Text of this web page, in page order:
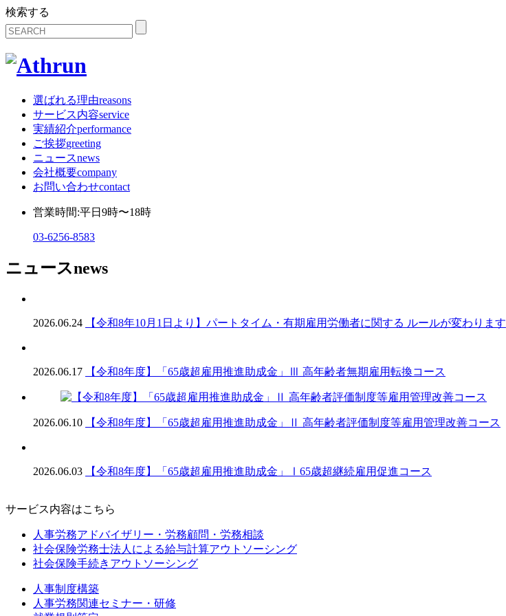
検索する
選ばれる理由reasons
サービス内容service
実績紹介performance
ご挨拶greeting
ニュースnews
会社概要company
お問い合わせcontact
営業時間:平日9時〜18時
03-6256-8583
ニュースnews
2026.06.24 【令和8年10月1日より】パートタイム・有期雇用労働者に関する ルールが変わります
2026.06.17 【令和8年度】「65歳超雇用推進助成金」Ⅲ 高年齢者無期雇用転換コース
2026.06.10 【令和8年度】「65歳超雇用推進助成金」Ⅱ 高年齢者評価制度等雇用管理改善コース
2026.06.03 【令和8年度】「65歳超雇用推進助成金」Ⅰ65歳超継続雇用促進コース
サービス内容はこちら
人事労務アドバイザリー・労務顧問・労務相談
社会保険労務士法人による給与計算アウトソーシング
社会保険手続きアウトソーシング
人事制度構築
人事労務関連セミナー・研修